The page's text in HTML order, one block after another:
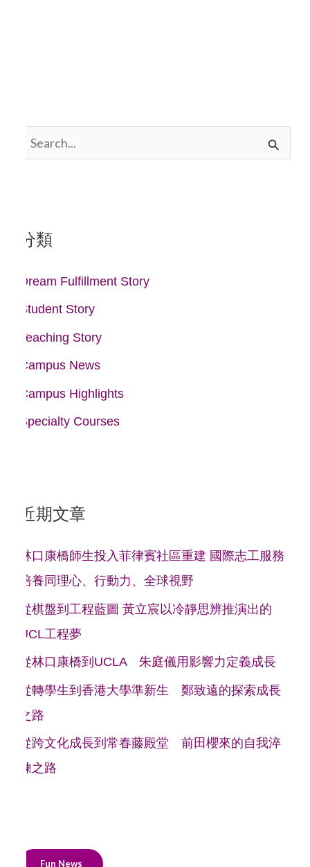
搜
字
分類
Dream Fulfillment Story
Student Story
Teaching Story
Campus News
Campus Highlights
Specialty Courses
近期文章
林口康橋師生投入菲律賓社區重建 國際志工服務
培養同理心、行動力、全球視野
從棋盤到工程藍圖 黃立宸以冷靜思辨推演出的
UCL工程夢
從林口康橋到UCLA 朱庭儀用影響力定義成長
從轉學生到香港大學準新生 鄭致遠的探索成長
之路
從跨文化成長到常春藤殿堂 前田櫻來的自我淬
鍊之路
Fun News